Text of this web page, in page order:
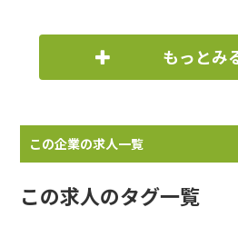
もっとみ
この企業の求人一覧
この求人のタグ一覧